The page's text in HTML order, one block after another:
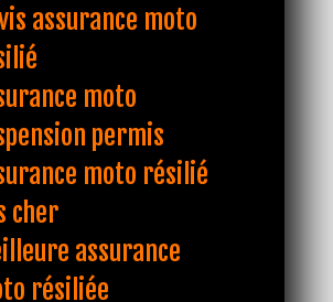
assurance moto
moto
permis
moto résilié
cher
assurance
résiliée